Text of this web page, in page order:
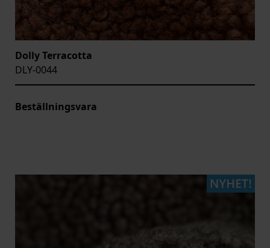
Dolly Terracotta
DLY-0044
Beställningsvara